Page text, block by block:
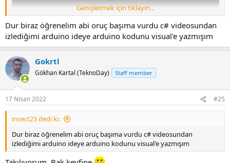
Genişletmek için tıklayın...
Dur biraz öğrenelim abi oruç başıma vurdu c# videosundan
izlediğimi arduino ideye arduino kodunu visual'e yazmışım
Gokrtl
Gökhan Kartal (TeknoDay) Staff member
17 Nisan 2022 #25
insect23 dedi ki:
Dur biraz öğrenelim abi oruç başıma vurdu c# videosundan
izlediğimi arduino ideye arduino kodunu visual'e yazmışım